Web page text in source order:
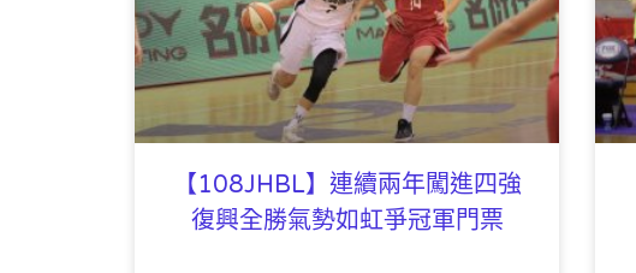
【108JHBL】連續兩年闖進四強
復興全勝氣勢如虹爭冠軍門票